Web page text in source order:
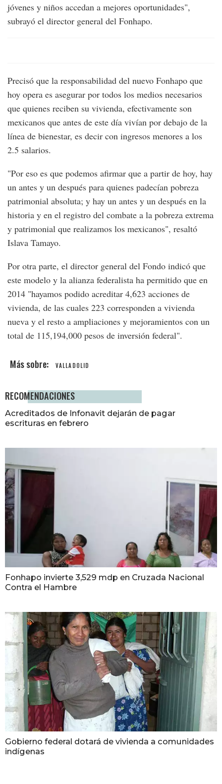
jóvenes y niños accedan a mejores oportunidades",
subrayó el director general del Fonhapo.
Precisó que la responsabilidad del nuevo Fonhapo que
hoy opera es asegurar por todos los medios necesarios
que quienes reciben su vivienda, efectivamente son
mexicanos que antes de este día vivían por debajo de la
línea de bienestar, es decir con ingresos menores a los
2.5 salarios.
"Por eso es que podemos afirmar que a partir de hoy, hay
un antes y un después para quienes padecían pobreza
patrimonial absoluta; y hay un antes y un después en la
historia y en el registro del combate a la pobreza extrema
y patrimonial que realizamos los mexicanos", resaltó
Islava Tamayo.
Por otra parte, el director general del Fondo indicó que
este modelo y la alianza federalista ha permitido que en
2014 "hayamos podido acreditar 4,623 acciones de
vivienda, de las cuales 223 corresponden a vivienda
nueva y el resto a ampliaciones y mejoramientos con un
total de 115,194,000 pesos de inversión federal".
VALLADOLID
RECOMENDACIONES
Acreditados de Infonavit dejarán de pagar
escrituras en febrero
Fonhapo invierte 3,529 mdp en Cruzada Nacional
Contra el Hambre
Gobierno federal dotará de vivienda a comunidades
indígenas